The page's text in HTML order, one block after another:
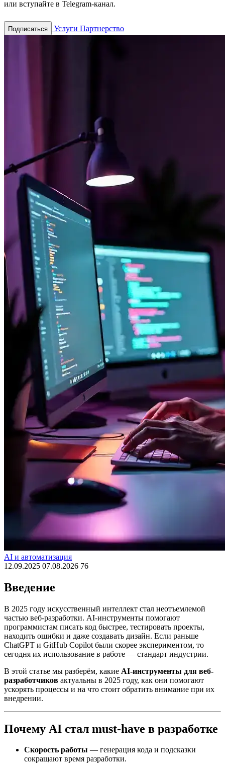
или вступайте в Telegram-канал.
Подписаться Услуги Партнерство
AI и автоматизация
12.09.2025 07.08.2026 76
Введение
В 2025 году искусственный интеллект стал неотъемлемой
частью веб-разработки. AI-инструменты помогают
программистам писать код быстрее, тестировать проекты,
находить ошибки и даже создавать дизайн. Если раньше
ChatGPT и GitHub Copilot были скорее экспериментом, то
сегодня их использование в работе — стандарт индустрии.
В этой статье мы разберём, какие AI-инструменты для веб-
разработчиков актуальны в 2025 году, как они помогают
ускорять процессы и на что стоит обратить внимание при их
внедрении.
Почему AI стал must-have в разработке
Скорость работы — генерация кода и подсказки
сокращают время разработки.